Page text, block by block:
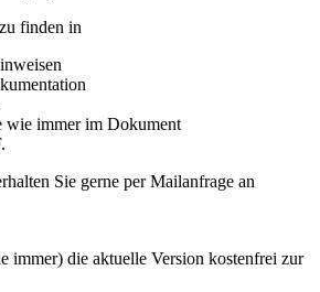
finden in
wie immer im Dokument
Sie gerne per Mailanfrage an
immer) die aktuelle Version kostenfrei zur